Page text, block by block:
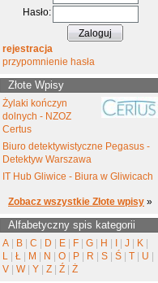
Hasło:
rejestracja
przypomnienie hasła
Złote Wpisy
Żylaki kończyn
dolnych - NZOZ
Certus
Biuro detektywistyczne Pegasus -
Detektyw Warszawa
IT Hub Gliwice - Biura w Gliwicach
Zobacz wszystkie Złote wpisy »
Alfabetyczny spis kategorii
A B C D E F G H J K
L
Ł M N O P R S Ś T U
V
W Y Z Ź Ż